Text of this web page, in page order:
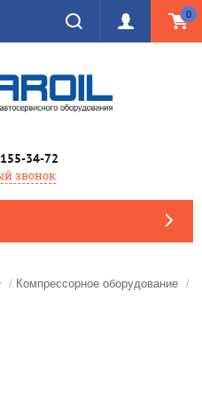
0
34-72
звонок
/ Компрессорное оборудование /